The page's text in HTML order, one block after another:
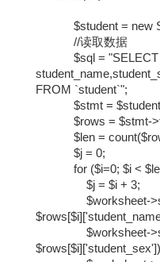
$student = new
//读取数据
$sql = "SELECT
FROM `student`";
$stmt = $student-
$rows = $stmt-
$len =
$j = 0;
for ($i=0; $i <
$j = $i + 3;
$worksheet-
$worksheet-